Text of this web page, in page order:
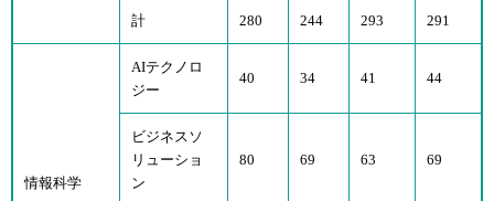
計 280 244 293 291
情報科学
AIテクノロ
ジー
40 34 41 44
ビジネスソ
リューショ
ン
80 69 63 69